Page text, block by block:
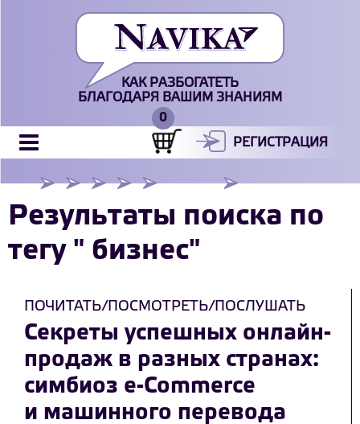
КАК РАЗБОГАТЕТЬ
БЛАГОДАРЯ ВАШИМ ЗНАНИЯМ
РЕГИСТРАЦИЯ
Результаты поиска по
тегу " бизнес"
ПОЧИТАТЬ/ПОСМОТРЕТЬ/ПОСЛУШАТЬ
Секреты успешных онлайн-
продаж в разных странах:
симбиоз e-Commerce
и машинного перевода